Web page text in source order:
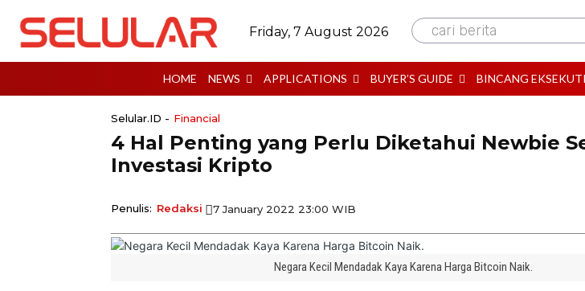
Friday, 7 August 2026 cari berita
HOME NEWS APPLICATIONS BUYER’S GUIDE BINCANG
Selular.ID - Financial
4 Hal Penting yang Perlu Diketahui Newbie
Investasi Kripto
Penulis: Redaksi 7 January 2022 23:00 WIB
Negara Kecil Mendadak Kaya Karena Harga Bitcoin Naik.